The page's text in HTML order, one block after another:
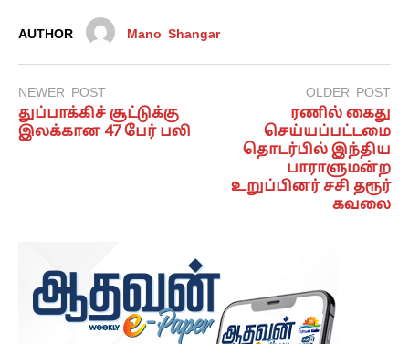
AUTHOR Mano Shangar
NEWER POST
துப்பாக்கிச் சூட்டுக்கு
இலக்கான 47 பேர் பலி
OLDER POST
ரணில் கைது
செய்யப்பட்டமை
தொடர்பில் இந்திய
பாராளுமன்ற
உறுப்பினர் சசி தரூர்
கவலை